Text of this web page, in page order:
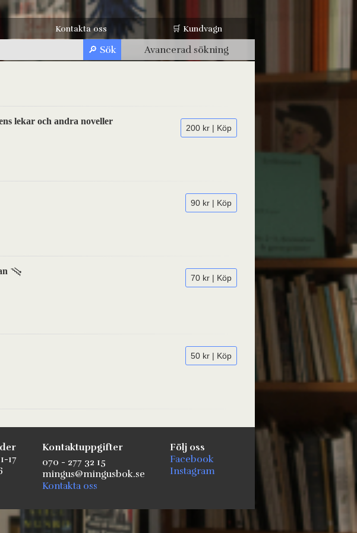
Kontakta oss 🛒 Kundvagn
Avancerad sökning
200 kr | Köp
lekar och andra noveller
90 kr | Köp
70 kr | Köp
50 kr | Köp
17
Kontaktuppgifter
070 - 277 32 15
mingus@mingusbok.se
Kontakta oss
Följ oss
Facebook
Instagram